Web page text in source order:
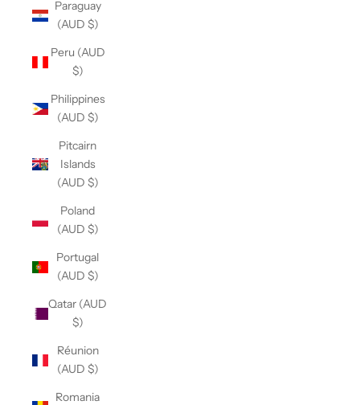
Paraguay
(AUD $)
Peru (AUD
$)
Philippines
(AUD $)
Pitcairn
Islands
(AUD $)
Poland
(AUD $)
Portugal
(AUD $)
Qatar (AUD
$)
Réunion
(AUD $)
Romania